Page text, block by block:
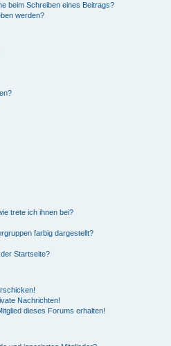
beim Schreiben eines Beitrags?
werden?
trete ich ihnen bei?
farbig dargestellt?
Startseite?
Nachrichten!
dieses Forums erhalten!